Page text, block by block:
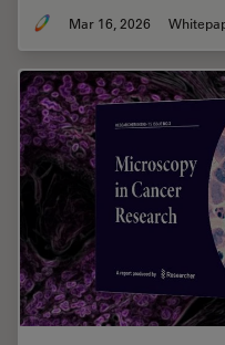
Mar 16, 2026